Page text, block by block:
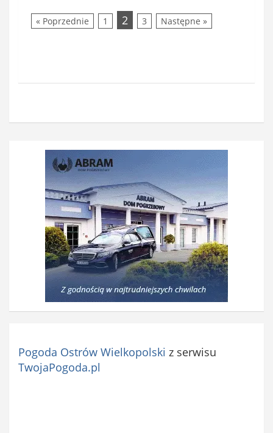
« Poprzednie 1 2 3 Następne »
Pogoda Ostrów Wielkopolski z serwisu
TwojaPogoda.pl